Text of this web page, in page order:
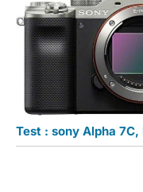
Test : sony Alpha